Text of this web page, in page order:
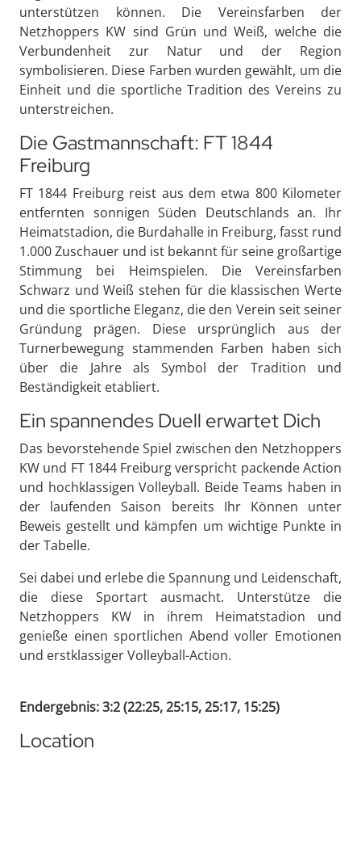
unterstützen können. Die Vereinsfarben der
Netzhoppers KW sind Grün und Weiß, welche die
Verbundenheit zur Natur und der Region
symbolisieren. Diese Farben wurden gewählt, um die
Einheit und die sportliche Tradition des Vereins zu
unterstreichen.
Die Gastmannschaft: FT 1844
Freiburg
FT 1844 Freiburg reist aus dem etwa 800 Kilometer
entfernten sonnigen Süden Deutschlands an. Ihr
Heimatstadion, die Burdahalle in Freiburg, fasst rund
1.000 Zuschauer und ist bekannt für seine großartige
Stimmung bei Heimspielen. Die Vereinsfarben
Schwarz und Weiß stehen für die klassischen Werte
und die sportliche Eleganz, die den Verein seit seiner
Gründung prägen. Diese ursprünglich aus der
Turnerbewegung stammenden Farben haben sich
über die Jahre als Symbol der Tradition und
Beständigkeit etabliert.
Ein spannendes Duell erwartet Dich
Das bevorstehende Spiel zwischen den Netzhoppers
KW und FT 1844 Freiburg verspricht packende Action
und hochklassigen Volleyball. Beide Teams haben in
der laufenden Saison bereits Ihr Können unter
Beweis gestellt und kämpfen um wichtige Punkte in
der Tabelle.
Sei dabei und erlebe die Spannung und Leidenschaft,
die diese Sportart ausmacht. Unterstütze die
Netzhoppers KW in ihrem Heimatstadion und
genieße einen sportlichen Abend voller Emotionen
und erstklassiger Volleyball-Action.
Endergebnis: 3:2 (22:25, 25:15, 25:17, 15:25)
Location